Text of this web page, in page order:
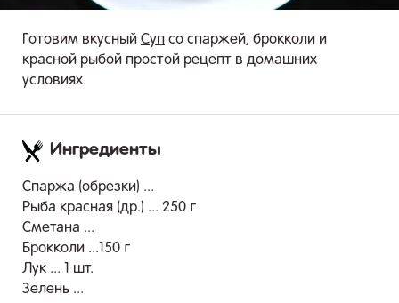
Готовим вкусный Суп со спаржей, брокколи и
красной рыбой простой рецепт в домашних
условиях.
Ингредиенты
Спаржа (обрезки) ...
Рыба красная (др.) ... 250 г
Сметана ...
Брокколи ...150 г
Лук ... 1 шт.
Зелень ...